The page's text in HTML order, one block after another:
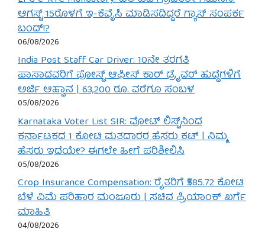
ಆಗಸ್ಟ್ 15ರೊಳಗೆ ಇ-ಕೆವೈಸಿ ಮಾಡಿಸದಿದ್ದರೆ ಗ್ಯಾಸ್ ಸಂಪರ್ಕ
ಬಂದ್!?
06/08/2026
India Post Staff Car Driver: 10ನೇ ತರಗತಿ
ಪಾಸಾದವರಿಗೆ ಪೋಸ್ಟ್ ಆಫೀಸ್ ಕಾರ್ ಡ್ರೈವರ್ ಹುದ್ದೆಗಳಿಗೆ
ಅರ್ಜಿ ಆಹ್ವಾನ | 63,200 ರೂ. ವರೆಗೂ ಸಂಬಳ
05/08/2026
Karnataka Voter List SIR: ವೋಟ್ ಲಿಸ್ಟ್‌ನಿಂದ
ಕರ್ನಾಟಕದ 1 ಕೋಟಿ ಮತದಾರರ ಹೆಸರು ಕಟ್ | ನಿಮ್ಮ
ಹೆಸರು ಇದೆಯೇ? ಈಗಲೇ ಹೀಗೆ ಪರಿಶೀಲಿಸಿ
05/08/2026
Crop Insurance Compensation: ರೈತರಿಗೆ ₹585.72 ಕೋಟಿ
ಬೆಳೆ ವಿಮೆ ಪರಿಹಾರ ಮಂಜೂರು | ಸಚಿವ ಪ್ರಿಯಾಂಕ್ ಖರ್ಗೆ
ಮಾಹಿತಿ
04/08/2026